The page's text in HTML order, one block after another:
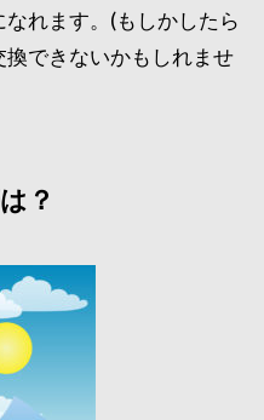
れます。(もしかしたら
できないかもしれませ
？